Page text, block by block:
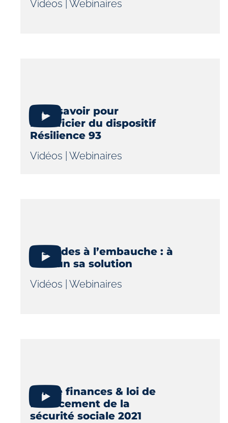
Vidéos |Webinaires
Tout savoir pour
bénéficier du dispositif
Résilience 93
Vidéos |Webinaires
Les aides à l’embauche : à
chacun sa solution
Vidéos |Webinaires
Loi de finances & loi de
financement de la
sécurité sociale 2021